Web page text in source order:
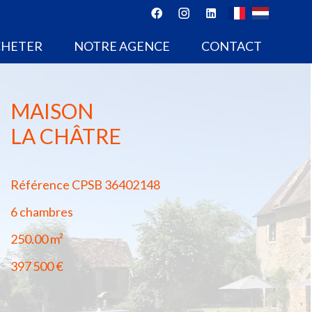
NOTRE AGENCE CONTACT
MAISON
LA CHÂTRE
Référence CPSB 36402148
6 chambres
250.00m²
397 500 €